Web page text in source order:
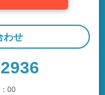
わせ
00